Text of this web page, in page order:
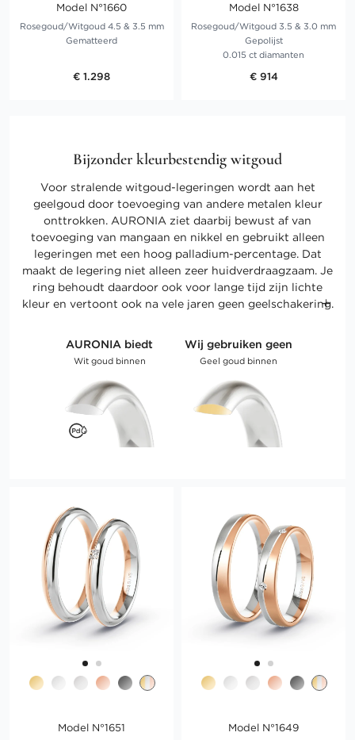
Model N°1660
Rosegoud/Witgoud 4.5 & 3.5 mm
Gematteerd
€ 1.298
Model N°1638
Rosegoud/Witgoud 3.5 & 3.0 mm
Gepolijst
0.015 ct diamanten
€ 914
Bijzonder kleurbestendig witgoud
Voor stralende witgoud-legeringen wordt aan het
geelgoud door toevoeging van andere metalen kleur
onttrokken. AURONIA ziet daarbij bewust af van
toevoeging van mangaan en nikkel en gebruikt alleen
legeringen met een hoog palladium-percentage. Dat
maakt de legering niet alleen zeer huidverdraagzaam. Je
ring behoudt daardoor ook voor lange tijd zijn lichte
kleur en vertoont ook na vele jaren geen geelschakering.
AURONIA biedt
Wit goud binnen
Wij gebruiken geen
Geel goud binnen
Model N°1651 Model N°1649